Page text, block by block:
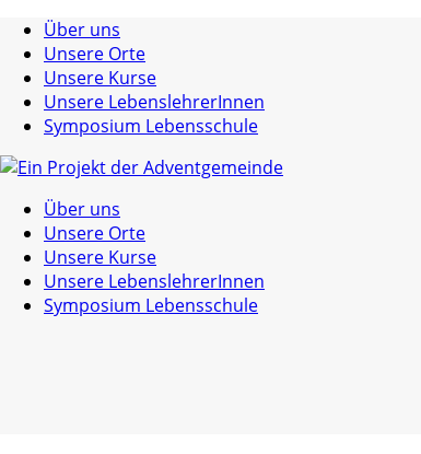
Über uns
Unsere Orte
Unsere Kurse
Unsere LebenslehrerInnen
Symposium Lebensschule
Über uns
Unsere Orte
Unsere Kurse
Unsere LebenslehrerInnen
Symposium Lebensschule